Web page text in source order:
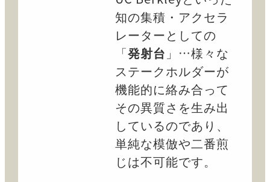
知の集積・アクセラ
レーターとしての
「発射台 」…様々な
ステークホルダーが
機能的に絡み合って
その異質さを生み出
しているのであり、
単純な模倣や二番煎
じは不可能です。